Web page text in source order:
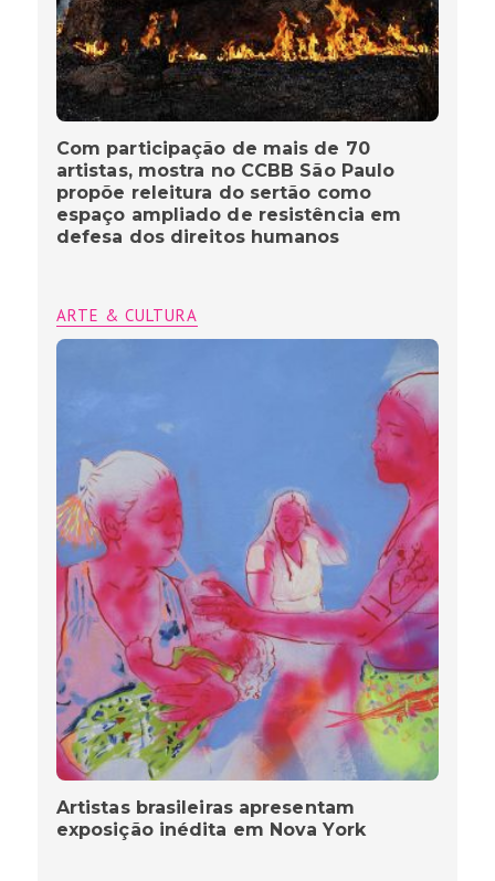
Com participação de mais de 70
artistas, mostra no CCBB São Paulo
propõe releitura do sertão como
espaço ampliado de resistência em
defesa dos direitos humanos
ARTE & CULTURA
Artistas brasileiras apresentam
exposição inédita em Nova York